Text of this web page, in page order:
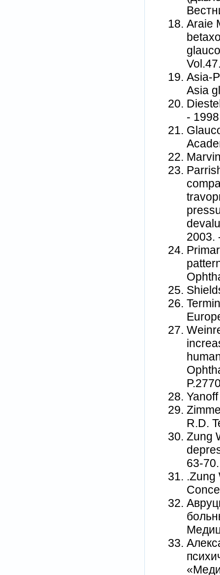
Araie
Asia-
Asia
-
2003.
R.D.
Zung
63-70.
.Zung